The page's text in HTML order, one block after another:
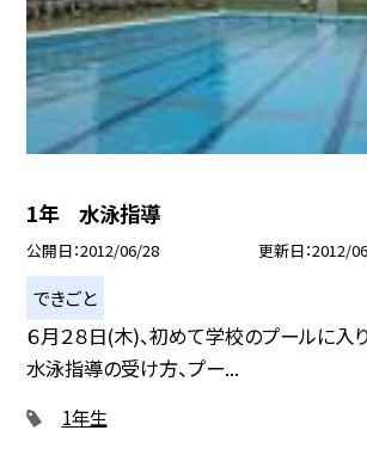
1年 水泳指導
公開日 2012/06/28 更新日 2012/
できごと
６月２８日(木)、初めて学校のプールに入
水泳指導の受け方、プー...
1年生